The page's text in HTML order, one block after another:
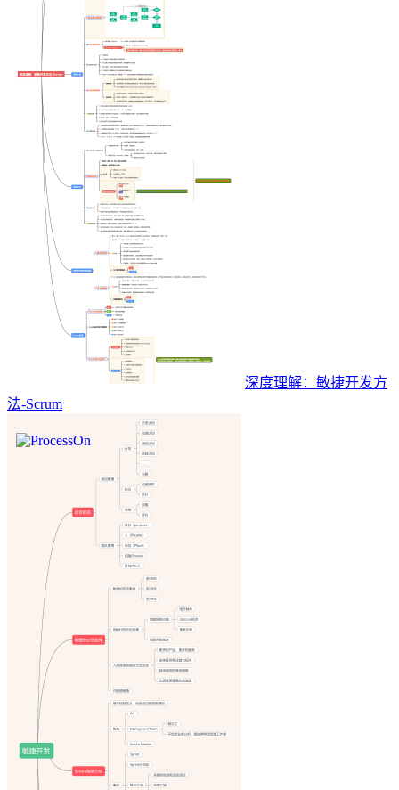
深度理解：敏捷开发方
法-Scrum